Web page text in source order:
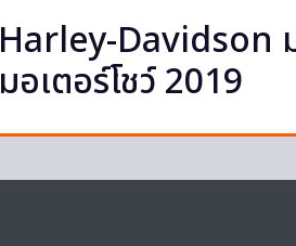
Harley-Davidson ม
มอเตอร์โชว์ 2019